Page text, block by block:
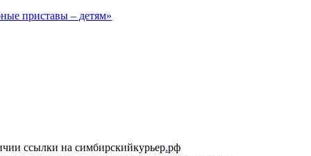
приставы – детям»
ссылки на симбирскийкурьер.рф